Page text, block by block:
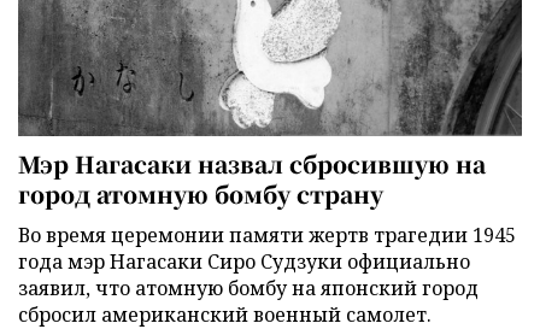
Мэр Нагасаки назвал сбросившую на
город атомную бомбу страну
Во время церемонии памяти жертв трагедии 1945
года мэр Нагасаки Сиро Судзуки официально
заявил, что атомную бомбу на японский город
сбросил американский военный самолет.